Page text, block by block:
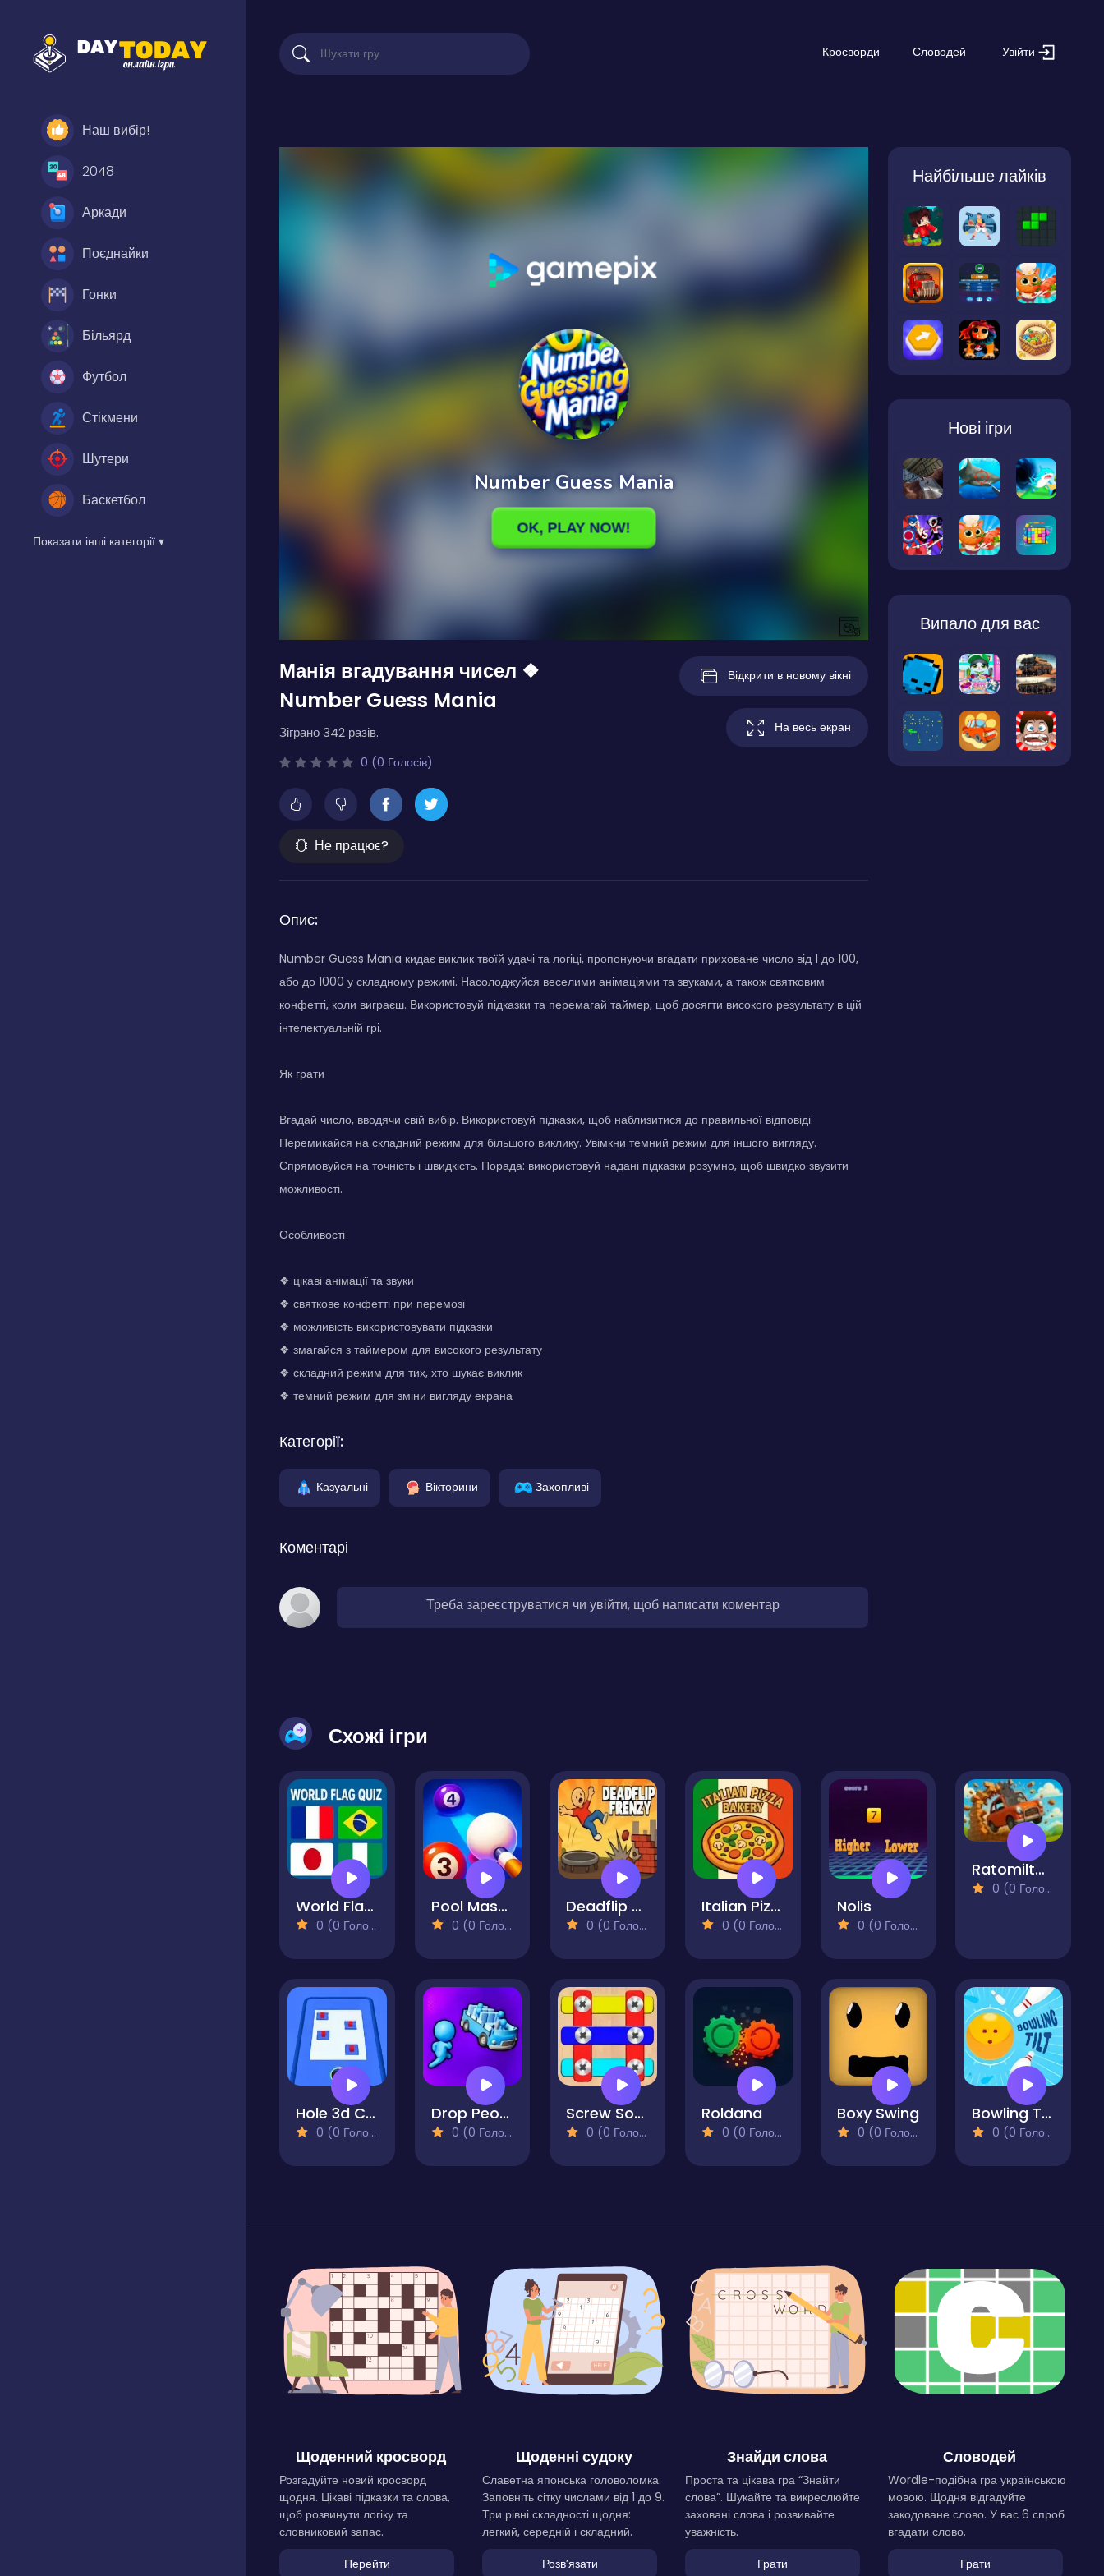
Наш вибір!
2048
Аркади
Поєднайки
Гонки
Більярд
Футбол
Стікмени
Шутери
Баскетбол
Показати інші категорії ▾
Кросворди Словодей Увійти
Манія вгадування чисел ❖
Number Guess Mania
Зіграно 342 разів.
0 (0 Голосів)
Не працює?
Відкрити в новому вікні
На весь екран
Опис:
Number Guess Mania кидає виклик твоїй удачі та логіці, пропонуючи вгадати приховане число від 1 до 100,
або до 1000 у складному режимі. Насолоджуйся веселими анімаціями та звуками, а також святковим
конфетті, коли виграєш. Використовуй підказки та перемагай таймер, щоб досягти високого результату в цій
інтелектуальній грі.
Як грати
Вгадай число, вводячи свій вибір. Використовуй підказки, щоб наблизитися до правильної відповіді.
Перемикайся на складний режим для більшого виклику. Увімкни темний режим для іншого вигляду.
Спрямовуйся на точність і швидкість. Порада: використовуй надані підказки розумно, щоб швидко звузити
можливості.
Особливості
❖ цікаві анімації та звуки
❖ святкове конфетті при перемозі
❖ можливість використовувати підказки
❖ змагайся з таймером для високого результату
❖ складний режим для тих, хто шукає виклик
❖ темний режим для зміни вигляду екрана
Категорії:
Казуальні Вікторини Захопливі
Коментарі
Треба зареєструватися чи увійти, щоб написати коментар
Найбільше лайків
Нові ігри
Випало для вас
Схожі ігри
World Flag Quiz
0 (0 Голосів)
Pool Master
0 (0 Голосів)
Deadflip Frenzy
0 (0 Голосів)
Italian Pizza Bakery
0 (0 Голосів)
Nolis
0 (0 Голосів)
Ratomilton Flying Car Race
0 (0 Голосів)
Hole 3d Color Block
0 (0 Голосів)
Drop People
0 (0 Голосів)
Screw Sort: Screw Pin Puzzle
0 (0 Голосів)
Roldana
0 (0 Голосів)
Boxy Swing
0 (0 Голосів)
Bowling Tilt
0 (0 Голосів)
Щоденний кросворд
Розгадуйте новий кросворд
щодня. Цікаві підказки та слова,
щоб розвинути логіку та
словниковий запас.
Перейти
Щоденні судоку
Славетна японська головоломка.
Заповніть сітку числами від 1 до 9.
Три рівні складності щодня:
легкий, середній і складний.
Розвʼязати
Знайди слова
Проста та цікава гра “Знайти
слова”. Шукайте та викреслюйте
заховані слова і розвивайте
уважність.
Грати
Словодей
Wordle-подібна гра українською
мовою. Щодня відгадуйте
закодоване слово. У вас 6 спроб
вгадати слово.
Грати